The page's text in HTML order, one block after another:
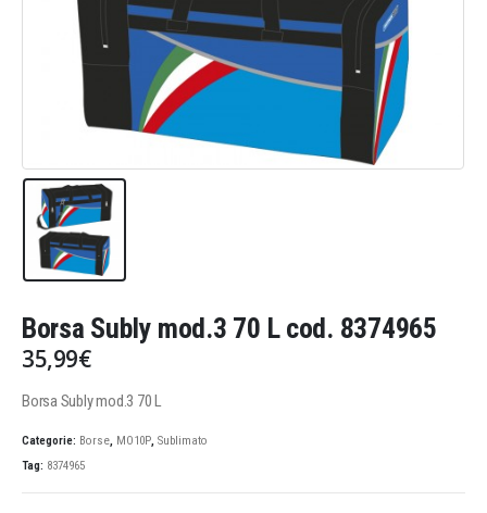
Borsa Subly mod.3 70 L cod. 8374965
35,99€
Borsa Subly mod.3 70 L
Categorie: Borse, MO10P, Sublimato
Tag: 8374965